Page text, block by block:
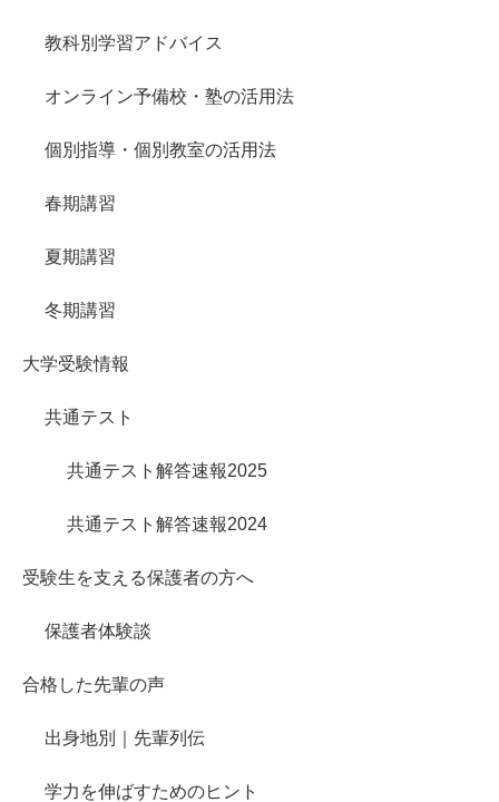
教科別学習アドバイス
オンライン予備校・塾の活用法
個別指導・個別教室の活用法
春期講習
夏期講習
冬期講習
大学受験情報
共通テスト
共通テスト解答速報2025
共通テスト解答速報2024
受験生を支える保護者の方へ
保護者体験談
合格した先輩の声
出身地別｜先輩列伝
学力を伸ばすためのヒント